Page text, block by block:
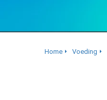
Home Voeding